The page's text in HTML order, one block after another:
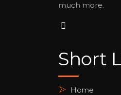
much more.
Short
Home